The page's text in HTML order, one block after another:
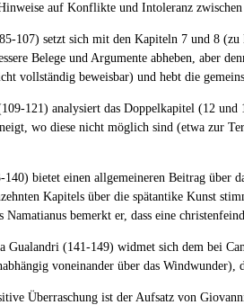
auf Konflikte und Intoleranz
107) setzt sich mit den Kapiteln 7 und 8 (zu
Belege und Argumente abheben, aber
vollständig beweisbar) und hebt die
121) analysiert das Doppelkapitel (12
wo diese nicht möglich sind (etwa zur
bietet einen allgemeineren Beitrag über
Kapitels über die spätantike Kunst
bemerkt er, dass eine
Gualandri (141-149) widmet sich dem bei
voneinander über das
Überraschung ist der Aufsatz von